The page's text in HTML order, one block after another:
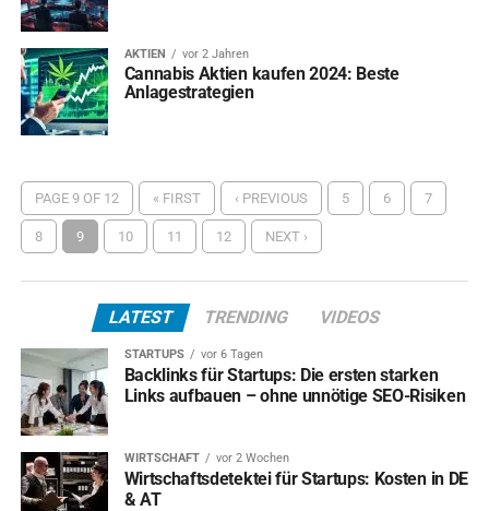
AKTIEN vor 2 Jahren
Cannabis Aktien kaufen 2024: Beste
Anlagestrategien
PAGE 9 OF 12 « FIRST ‹ PREVIOUS 5 6 7
8 9 10 11 12 NEXT ›
LATEST TRENDING VIDEOS
STARTUPS vor 6 Tagen
Backlinks für Startups: Die ersten starken
Links aufbauen – ohne unnötige SEO-Risiken
WIRTSCHAFT vor 2 Wochen
Wirtschaftsdetektei für Startups: Kosten in DE
& AT